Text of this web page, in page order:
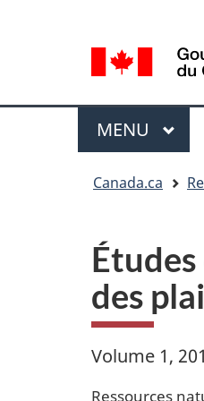
de
la
langue
selection
Menu
MENU
Canada.ca
des
Volume 1,
Ressources